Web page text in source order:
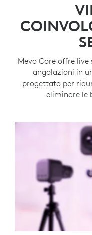
Mevo Core offre
angolazioni in
progettato per
eliminare le